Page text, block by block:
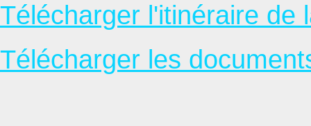
Télécharger l'itinéraire de
Télécharger les